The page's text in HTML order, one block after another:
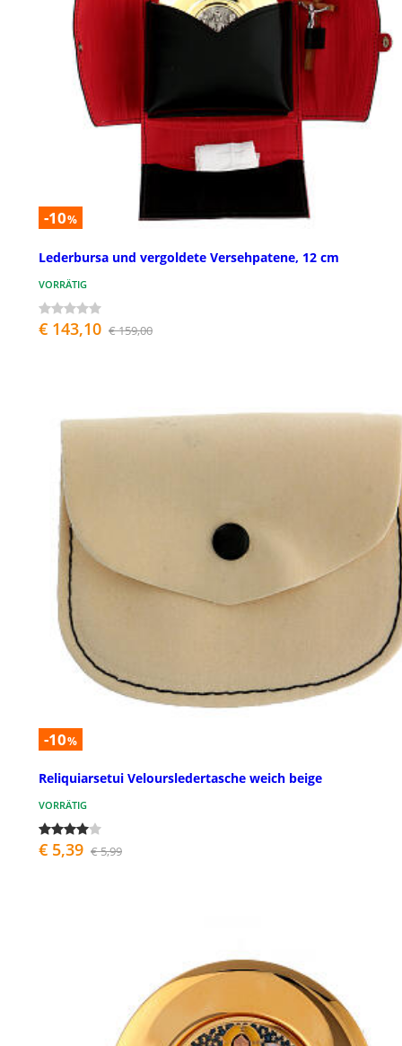
-10%
Lederbursa und vergoldete Versehpatene, 12 cm
VORRÄTIG
€ 143,10 € 159,00
-10%
Reliquiarsetui Veloursledertasche weich beige
VORRÄTIG
€ 5,39 € 5,99